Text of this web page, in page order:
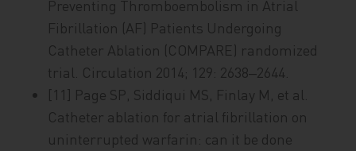
Preventing Thromboembolism in Atrial
Fibrillation (AF) Patients Undergoing
Catheter Ablation (COMPARE) randomized
trial. Circulation 2014; 129: 2638‒2644.
[11] Page SP, Siddiqui MS, Finlay M, et al.
Catheter ablation for atrial fibrillation on
uninterrupted warfarin: can it be done